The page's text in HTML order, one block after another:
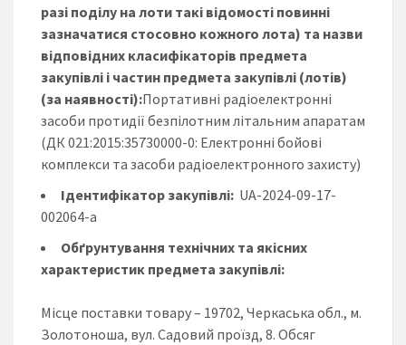
разі поділу на лоти такі відомості повинні
зазначатися стосовно кожного лота) та назви
відповідних класифікаторів предмета
закупівлі і частин предмета закупівлі (лотів)
(за наявності):Портативні радіоелектронні
засоби протидії безпілотним літальним апаратам
(ДК 021:2015:35730000-0: Електронні бойові
комплекси та засоби радіоелектронного захисту)
Ідентифікатор закупівлі: UA-2024-09-17-
002064-a
Обґрунтування технічних та якісних
характеристик предмета закупівлі:
Місце поставки товару – 19702, Черкаська обл., м.
Золотоноша, вул. Садовий проїзд, 8. Обсяг